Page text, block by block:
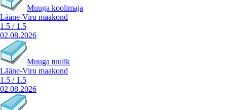
Muuga koolimaja
Lääne-Viru maakond
1.5 / 1.5
02.08.2026
Muuga tuulik
Lääne-Viru maakond
1.5 / 1.5
02.08.2026